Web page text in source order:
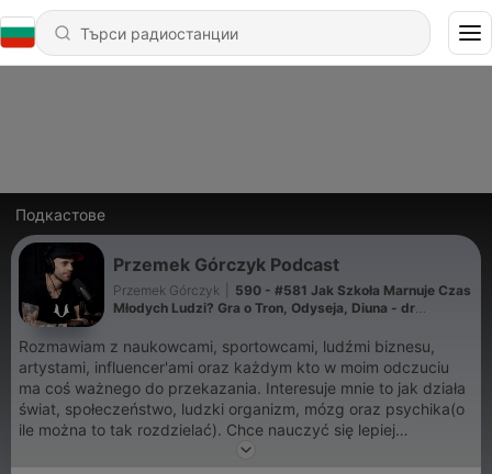
Подкастове
Przemek Górczyk Podcast
Przemek Górczyk
590 - #581 Jak Szkoła Marnuje Czas
Młodych Ludzi? Gra o Tron, Odyseja, Diuna - dr
Rozmawiam z naukowcami, sportowcami, ludźmi biznesu,
artystami, influencer'ami oraz każdym kto w moim odczuciu
ma coś ważnego do przekazania. Interesuje mnie to jak działa
świat, społeczeństwo, ludzki organizm, mózg oraz psychika(o
ile można to tak rozdzielać). Chce nauczyć się lepiej
zarządzać samym sobą, relacjami, być bardziej